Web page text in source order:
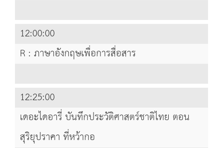
12:00:00
R : ภาษาอังกฤษเพื่อการสื่อสาร
12:25:00
เดอะไดอารี่ บันทึกประวัติศาสตร์ชาติไทย ตอน
สุริยุปราคา ที่หว้ากอ